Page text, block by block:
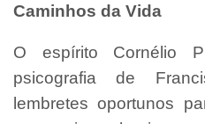
Caminhos da Vida
O espírito Cornélio
psicografia de
lembretes oportunos